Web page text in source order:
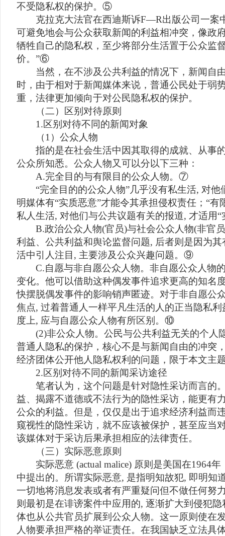
不受隐私权的保护。⑤
克拉克大法官在西迪斯诉F—R出版公司一案
可避免地会与公众获取新闻的利益相冲突，像政
牺牲自己的隐私权，至少将部分生活置于公众监
价。”⑥
当然，在不涉及公共利益的情况下，新闻自
时，由于相对于新闻媒体来说，普通公民处于弱
重，法律更加倾向于对公民隐私权的保护。
（二）区别对待原则
1.区别对待不同的新闻对象
（1）公众人物
指的是在社会生活中因其取得的成就、从事
公众所知悉。公众人物又可以分以下三种：
A.完全目的与有限目的公众人物。⑦
“完全目的的公众人物”几乎没有私生活, 对他
明媒体有“实质恶意”才能令其承担侵权责任；“有
私人生活, 对他们与公共议题有关的报道, 才适用
B.政治公众人物(官员)与社会公众人物(非官员
利益、公共利益和舆论监督问题, 后者则是因为
活中引人注目, 主要涉及公众兴趣问题。⑨
C.自愿与非自愿公众人物。非自愿公众人物
变化。他可以借助这种偶发事件追求更高的知名
快摆脱偶发事件的影响销声匿迹。对于非自愿公
焦点, 过着普通人一样平凡生活的人的正当隐私
度上, 应与自愿公众人物有所区别。⑩
(2)非公众人物。公民与公共利益无关的个人
普通人隐私的保护，核心不是与新闻自由的冲突
经济团体公开他人隐私权利的问题，限于本文主
2.区别对待不同的新闻采访途径
笔者认为，这个问题是针对隐性采访而言的
益、揭露不道德或不法行为的隐性采访，能更有
公众的利益。但是，仅仅是出于追求经济利益而
窥视性的隐性采访，就不应该被保护，甚至应当
该媒体对于采访后果承担相应的法律责任。
（三）实际恶意原则
实际恶意 (actual malice) 原则是美国在1964年
中提出的。所谓实际恶意, 是指明知故犯, 即明知
一切地将消息发表或者有严重疑问但不做任何努
则最初是在诽谤案件中应用的, 逐渐扩大到侵犯
体也从公共官员扩展到公众人物。这一原则使在
人物要承担严格的举证责任。在我国缺乏立法具